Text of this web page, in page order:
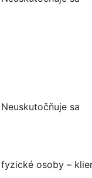
Neuskutočňuje sa
fyzické osoby –